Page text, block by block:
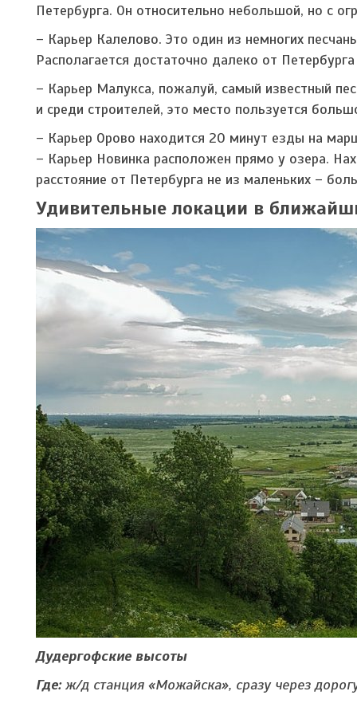
Петербурга. Он относительно небольшой, но с
– Карьер Калелово. Это один из немногих
Располагается достаточно далеко от
– Карьер Малукса, пожалуй, самый известный
и среди строителей, это место пользуется
– Карьер Орово находится 20 минут езды на
– Карьер Новинка расположен прямо у озера.
расстояние от Петербурга не из маленьких –
Удивительные локации в
Дудергофские высоты
Где:ж/д станция «Можайска», сразу через